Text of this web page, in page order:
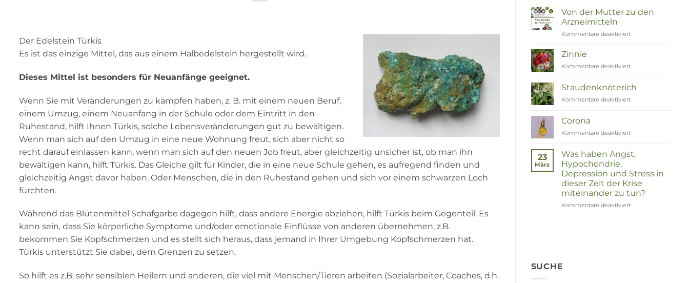
Der Edelstein Türkis
Es ist das einzige Mittel, das aus einem Halbedelstein hergestellt wird.
Dieses Mittel ist besonders für Neuanfänge geeignet.
Wenn Sie mit Veränderungen zu kämpfen haben, z. B. mit einem neuen Beruf,
einem Umzug, einem Neuanfang in der Schule oder dem Eintritt in den
Ruhestand, hilft Ihnen Türkis, solche Lebensveränderungen gut zu bewältigen.
Wenn man sich auf den Umzug in eine neue Wohnung freut, sich aber nicht so
recht darauf einlassen kann, wenn man sich auf den neuen Job freut, aber gleichzeitig unsicher ist, ob man ihn
bewältigen kann, hilft Türkis. Das Gleiche gilt für Kinder, die in eine neue Schule gehen, es aufregend finden und
gleichzeitig Angst davor haben. Oder Menschen, die in den Ruhestand gehen und sich vor einem schwarzen Loch
fürchten.
Während das Blütenmittel Schafgarbe dagegen hilft, dass andere Energie abziehen, hilft Türkis beim Gegenteil. Es
kann sein, dass Sie körperliche Symptome und/oder emotionale Einflüsse von anderen übernehmen, z.B.
bekommen Sie Kopfschmerzen und es stellt sich heraus, dass jemand in Ihrer Umgebung Kopfschmerzen hat.
Türkis unterstützt Sie dabei, dem Grenzen zu setzen.
So hilft es z.B. sehr sensiblen Heilern und anderen, die viel mit Menschen/Tieren arbeiten (Sozialarbeiter, Coaches, d.h.
Von der Mutter zu den
Arzneimitteln
Kommentare deaktiviertfür
Remedies
Zinnie
Kommentare deaktiviertfür
Staudenknöterich
Kommentare deaktiviertfür
Corona
Kommentare deaktiviertfür
23
März
Was haben Angst,
Hypochondrie,
Depression und Stress in
dieser Zeit der Krise
miteinander zu tun?
Kommentare deaktiviertfür
SUCHE